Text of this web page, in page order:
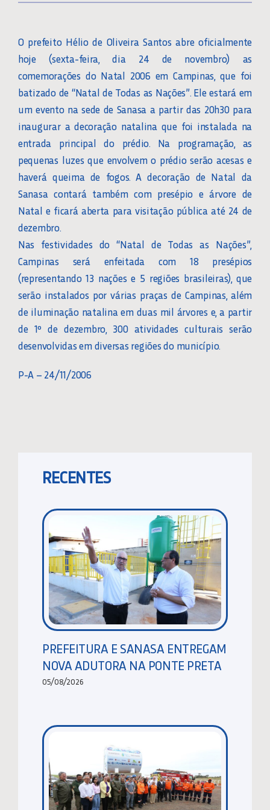
O prefeito Hélio de Oliveira Santos abre oficialmente
hoje (sexta-feira, dia 24 de novembro) as
comemorações do Natal 2006 em Campinas, que foi
batizado de “Natal de Todas as Nações”. Ele estará em
um evento na sede de Sanasa a partir das 20h30 para
inaugurar a decoração natalina que foi instalada na
entrada principal do prédio. Na programação, as
pequenas luzes que envolvem o prédio serão acesas e
haverá queima de fogos. A decoração de Natal da
Sanasa contará também com presépio e árvore de
Natal e ficará aberta para visitação pública até 24 de
dezembro.
Nas festividades do “Natal de Todas as Nações”,
Campinas será enfeitada com 18 presépios
(representando 13 nações e 5 regiões brasileiras), que
serão instalados por várias praças de Campinas, além
de iluminação natalina em duas mil árvores e, a partir
de 1º de dezembro, 300 atividades culturais serão
desenvolvidas em diversas regiões do município.
P-A – 24/11/2006
RECENTES
PREFEITURA E SANASA ENTREGAM
NOVA ADUTORA NA PONTE PRETA
05/08/2026